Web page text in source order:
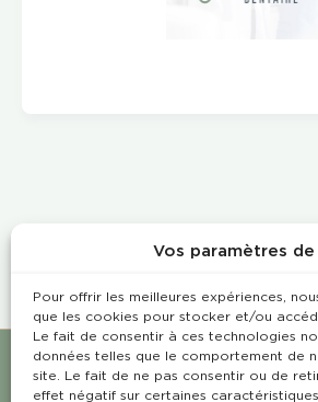
Vos paramètres
Pour offrir les meilleures expériences,
que les cookies pour stocker et/ou
Le fait de consentir à ces technologies
données telles que le comportement de
site. Le fait de ne pas consentir ou de
effet négatif sur certaines